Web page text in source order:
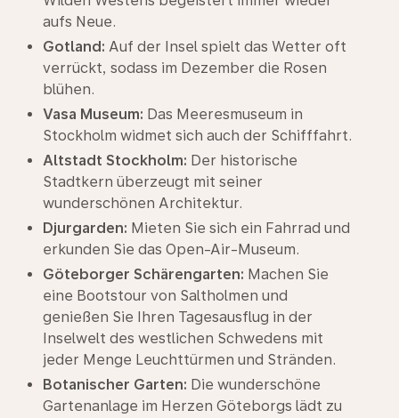
aufs Neue.
Gotland: Auf der Insel spielt das Wetter oft
verrückt, sodass im Dezember die Rosen
blühen.
Vasa Museum: Das Meeresmuseum in
Stockholm widmet sich auch der Schifffahrt.
Altstadt Stockholm: Der historische
Stadtkern überzeugt mit seiner
wunderschönen Architektur.
Djurgarden: Mieten Sie sich ein Fahrrad und
erkunden Sie das Open-Air-Museum.
Göteborger Schärengarten: Machen Sie
eine Bootstour von Saltholmen und
genießen Sie Ihren Tagesausflug in der
Inselwelt des westlichen Schwedens mit
jeder Menge Leuchttürmen und Stränden.
Botanischer Garten: Die wunderschöne
Gartenanlage im Herzen Göteborgs lädt zu